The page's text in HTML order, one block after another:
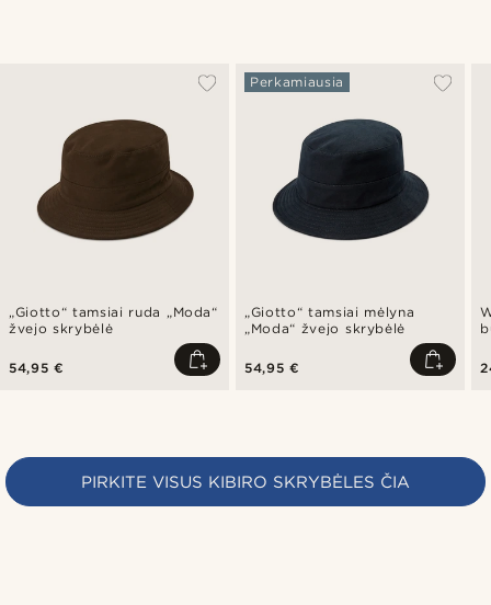
„Giotto“ tamsiai ruda „Moda“
žvejo skrybėlė
54,95 €
„Giotto“ tamsiai mėlyna
„Moda“ žvejo skrybėlė
Perkamiausia
54,95 €
PIRKITE VISUS KIBIRO SKRYBĖLES ČIA